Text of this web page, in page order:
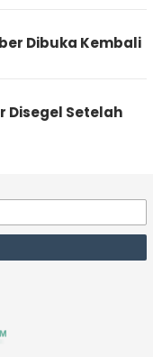
Dibuka Kembali
Disegel Setelah